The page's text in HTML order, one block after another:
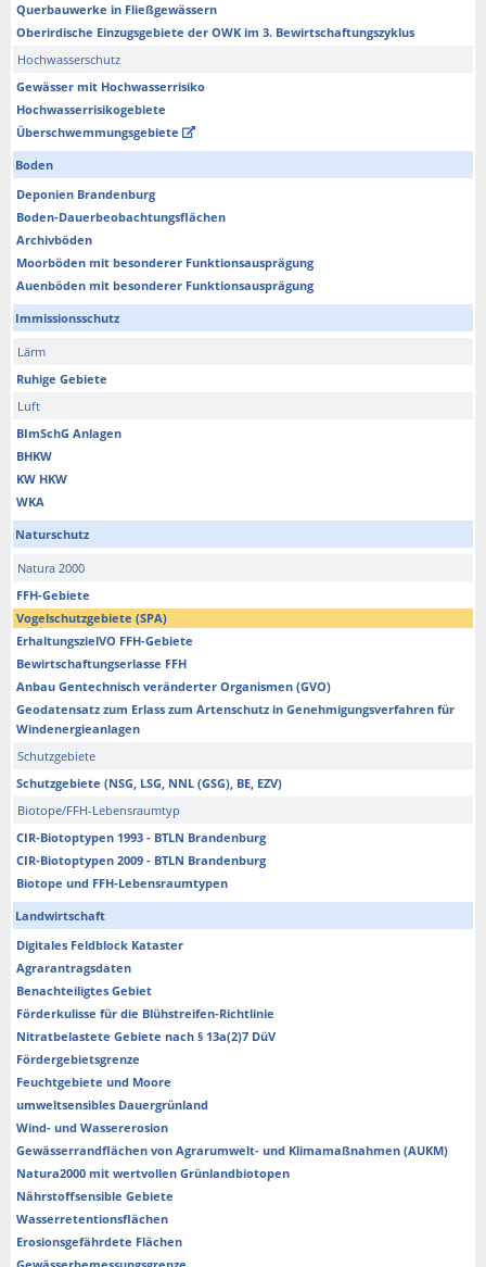
Querbauwerke in Fließgewässern
Oberirdische Einzugsgebiete der OWK im 3. Bewirtschaftungszyklus
Hochwasserschutz
Gewässer mit Hochwasserrisiko
Hochwasserrisikogebiete
Überschwemmungsgebiete
Boden
Deponien Brandenburg
Boden-Dauerbeobachtungsflächen
Archivböden
Moorböden mit besonderer Funktionsausprägung
Auenböden mit besonderer Funktionsausprägung
Immissionsschutz
Lärm
Ruhige Gebiete
Luft
BImSchG Anlagen
BHKW
KW HKW
WKA
Naturschutz
Natura 2000
FFH-Gebiete
Vogelschutzgebiete (SPA)
ErhaltungszielVO FFH-Gebiete
Bewirtschaftungserlasse FFH
Anbau Gentechnisch veränderter Organismen (GVO)
Geodatensatz zum Erlass zum Artenschutz in Genehmigungsverfahren für
Windenergieanlagen
Schutzgebiete
Schutzgebiete (NSG, LSG, NNL (GSG), BE, EZV)
Biotope/FFH-Lebensraumtyp
CIR-Biotoptypen 1993 - BTLN Brandenburg
CIR-Biotoptypen 2009 - BTLN Brandenburg
Biotope und FFH-Lebensraumtypen
Landwirtschaft
Digitales Feldblock Kataster
Agrarantragsdaten
Benachteiligtes Gebiet
Förderkulisse für die Blühstreifen-Richtlinie
Nitratbelastete Gebiete nach § 13a(2)7 DüV
Fördergebietsgrenze
Feuchtgebiete und Moore
umweltsensibles Dauergrünland
Wind- und Wassererosion
Gewässerrandflächen von Agrarumwelt- und Klimamaßnahmen (AUKM)
Natura2000 mit wertvollen Grünlandbiotopen
Nährstoffsensible Gebiete
Wasserretentionsflächen
Erosionsgefährdete Flächen
Gewässerbemessungsgrenze